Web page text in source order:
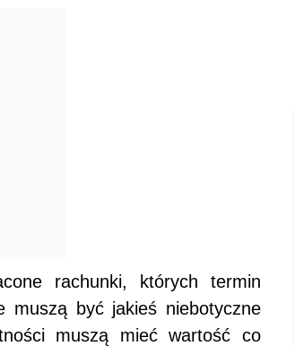
rachunki, których termin
muszą być jakieś niebotyczne
muszą mieć wartość co